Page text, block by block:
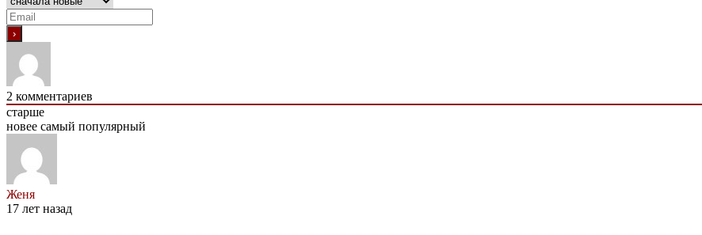
2 комментариев
старше
новее самый популярный
Женя
17 лет назад